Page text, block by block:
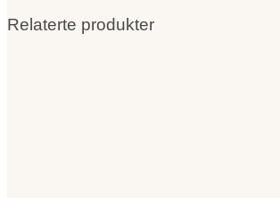
Relaterte produkter